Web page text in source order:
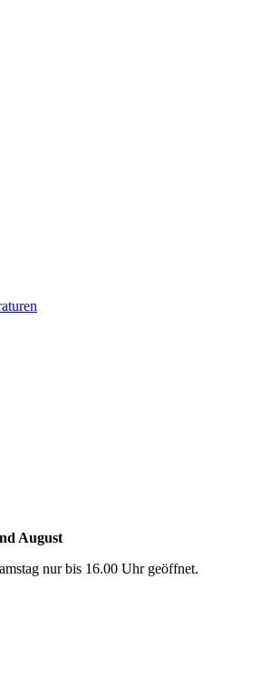
August
nur bis 16.00 Uhr geöffnet.